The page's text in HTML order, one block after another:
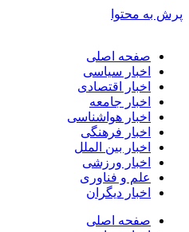
پرش به محتوا
صفحه اصلی
اخبار سیاسی
اخبار اقتصادی
اخبار جامعه
اخبار هواشناسی
اخبار فرهنگی
اخبار بین الملل
اخبار ورزشی
علم و فناوری
اخبار دیگران
صفحه اصلی